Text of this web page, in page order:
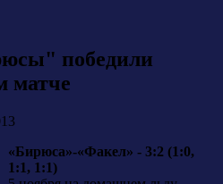
победили
матче
«Бирюса»-«Факел» - 3:2 (1:0,
1:1, 1:1)